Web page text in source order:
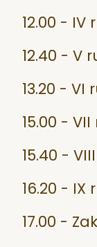
12.00 - IV
12.40 - V
13.20 - VI
15.00 -
15.40 -
16.20 - IX
17.00 -